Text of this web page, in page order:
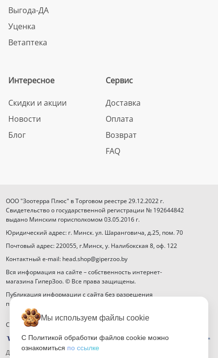
Выгода-ДА
Уценка
Ветаптека
Интересное
Скидки и акции
Новости
Блог
Сервис
Доставка
Оплата
Возврат
FAQ
ООО "Зоотерра Плюс" в Торговом реестре 29.12.2022 г.
Свидетельство о государственной регистрации № 192644842
выдано Минским горисполкомом 03.05.2016 г.
Юридический адрес: г. Минск. ул. Шаранговича, д.25, пом. 70
Почтовый адрес: 220055, г.Минск, у. Налибокская 8, оф. 122
Контактный e-mail: head.shop@giperzoo.by
Вся информация на сайте – собственность интернет-
магазина ГиперЗоо. © Все права защищены.
Публикация информации с сайта без разрешения
правообладателя запрещена.
Способы оплаты
Договор публичной оферты
Мы используем файлы cookie
С Политикой обработки файлов cookie можно
ознакомиться по ссылке